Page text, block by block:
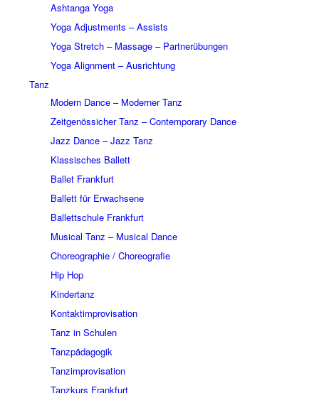
Ashtanga Yoga
Yoga Adjustments – Assists
Yoga Stretch – Massage – Partnerübungen
Yoga Alignment – Ausrichtung
Tanz
Modern Dance – Moderner Tanz
Zeitgenössicher Tanz – Contemporary Dance
Jazz Dance – Jazz Tanz
Klassisches Ballett
Ballet Frankfurt
Ballett für Erwachsene
Ballettschule Frankfurt
Musical Tanz – Musical Dance
Choreographie / Choreografie
Hip Hop
Kindertanz
Kontaktimprovisation
Tanz in Schulen
Tanzpädagogik
Tanzimprovisation
Tanzkurs Frankfurt